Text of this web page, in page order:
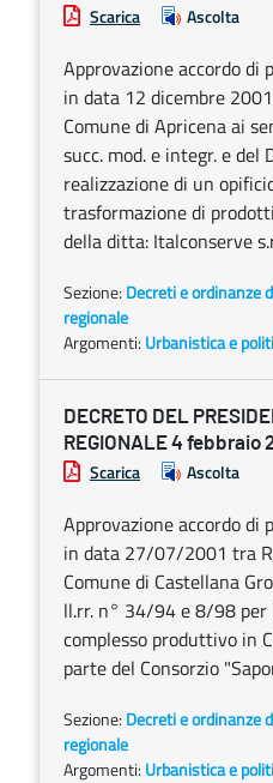
Scarica Ascolta
Approvazione accordo
in data 12 dicembre
Comune di Apricena ai
succ. mod. e integr. e
realizzazione di un
trasformazione di
della ditta: Italconserve
Sezione: Decreti e ordinanze
regionale
Argomenti: Urbanistica e
DECRETO DEL
REGIONALE 4 febbraio
Scarica Ascolta
Approvazione accordo
in data 27/07/2001 tra
Comune di Castellana
ll.rr. n° 34/94 e 8/98 per
complesso produttivo in
parte del Consorzio
Sezione: Decreti e ordinanze
regionale
Argomenti: Urbanistica e